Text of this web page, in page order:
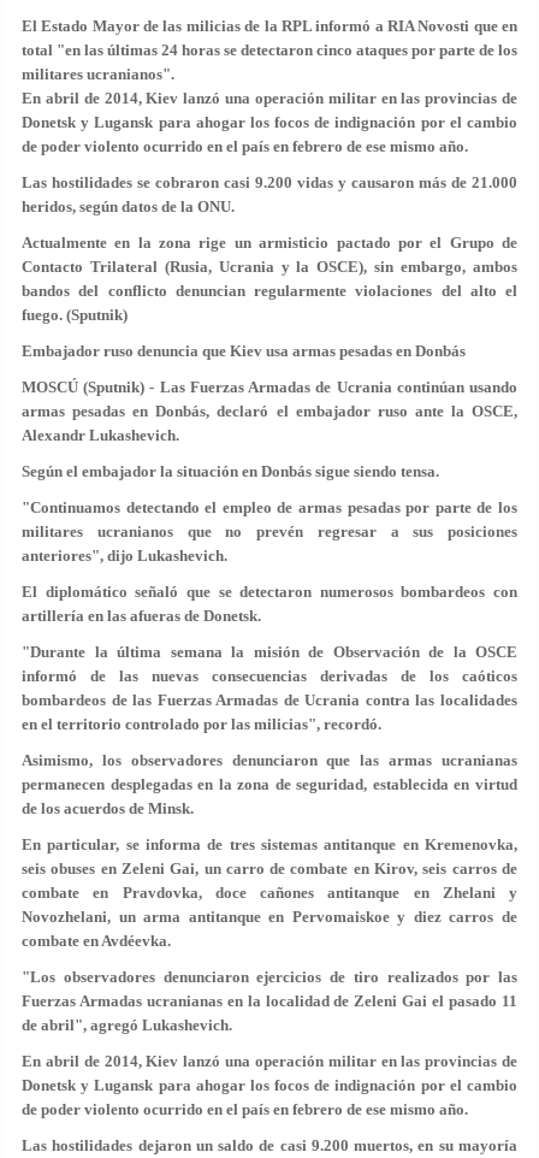
El Estado Mayor de las milicias de la RPL informó a RIA Novosti que en
total "en las últimas 24 horas se detectaron cinco ataques por parte de los
militares ucranianos".
En abril de 2014, Kiev lanzó una operación militar en las provincias de
Donetsk y Lugansk para ahogar los focos de indignación por el cambio
de poder violento ocurrido en el país en febrero de ese mismo año.
Las hostilidades se cobraron casi 9.200 vidas y causaron más de 21.000
heridos, según datos de la ONU.
Actualmente en la zona rige un armisticio pactado por el Grupo de
Contacto Trilateral (Rusia, Ucrania y la OSCE), sin embargo, ambos
bandos del conflicto denuncian regularmente violaciones del alto el
fuego. (Sputnik)
Embajador ruso denuncia que Kiev usa armas pesadas en Donbás
MOSCÚ (Sputnik) - Las Fuerzas Armadas de Ucrania continúan usando
armas pesadas en Donbás, declaró el embajador ruso ante la OSCE,
Alexandr Lukashevich.
Según el embajador la situación en Donbás sigue siendo tensa.
"Continuamos detectando el empleo de armas pesadas por parte de los
militares ucranianos que no prevén regresar a sus posiciones
anteriores", dijo Lukashevich.
El diplomático señaló que se detectaron numerosos bombardeos con
artillería en las afueras de Donetsk.
"Durante la última semana la misión de Observación de la OSCE
informó de las nuevas consecuencias derivadas de los caóticos
bombardeos de las Fuerzas Armadas de Ucrania contra las localidades
en el territorio controlado por las milicias", recordó.
Asimismo, los observadores denunciaron que las armas ucranianas
permanecen desplegadas en la zona de seguridad, establecida en virtud
de los acuerdos de Minsk.
En particular, se informa de tres sistemas antitanque en Kremenovka,
seis obuses en Zeleni Gai, un carro de combate en Kirov, seis carros de
combate en Pravdovka, doce cañones antitanque en Zhelani y
Novozhelani, un arma antitanque en Pervomaiskoe y diez carros de
combate en Avdéevka.
"Los observadores denunciaron ejercicios de tiro realizados por las
Fuerzas Armadas ucranianas en la localidad de Zeleni Gai el pasado 11
de abril", agregó Lukashevich.
En abril de 2014, Kiev lanzó una operación militar en las provincias de
Donetsk y Lugansk para ahogar los focos de indignación por el cambio
de poder violento ocurrido en el país en febrero de ese mismo año.
Las hostilidades dejaron un saldo de casi 9.200 muertos, en su mayoría